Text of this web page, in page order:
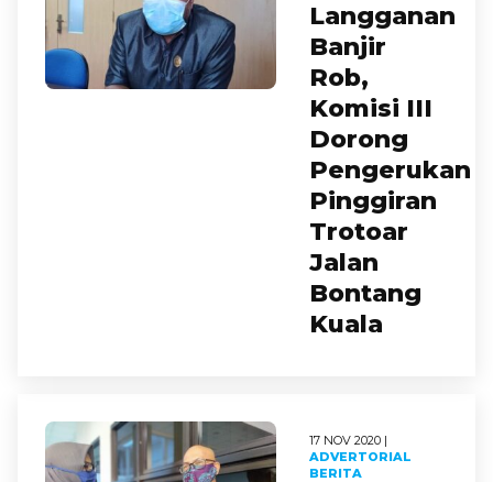
Langganan
Banjir
Rob,
Komisi III
Dorong
Pengerukan
Pinggiran
Trotoar
Jalan
Bontang
Kuala
17 NOV 2020 |
ADVERTORIAL
BERITA